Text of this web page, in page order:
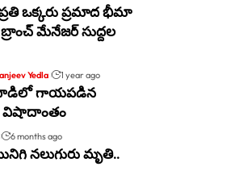
ఒక్కరు ప్రమాద భీమా
మేనేజర్ సుద్దల
Yedla 1 year ago
గాయపడిన
విషాదాంతం
6 months ago
నలుగురు మృతి..